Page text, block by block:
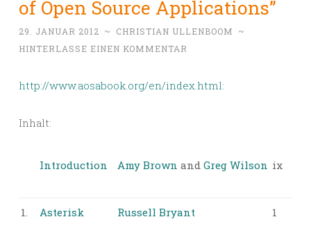
of Open Source Applications”
29. JANUAR 2012 ~ CHRISTIAN ULLENBOOM
~
HINTERLASSE EINEN KOMMENTAR
http://www.aosabook.org/en/index.html:
Inhalt:
Introduction Amy Brown and Greg Wilson ix
1. Asterisk Russell Bryant 1